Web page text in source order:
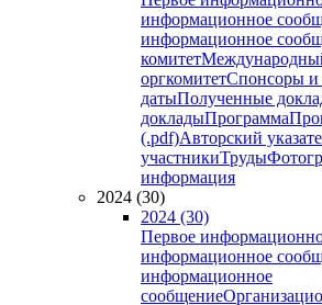
информационное
информационное
комитет
оргкомитетСпонсоры и
датыПолученные
докладыПрограмма
(.pdf)Авторский
участникиТруды
информация
2024 (30)
2024 (30)
Первое
информационное
информационное
сообщение